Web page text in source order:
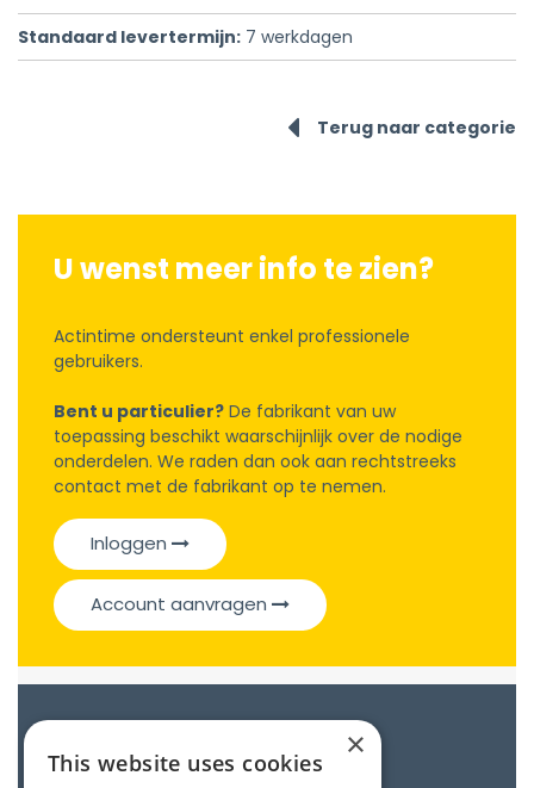
Standaard levertermijn: 7 werkdagen
Terug naar categorie
U wenst meer info te zien?
Actintime ondersteunt enkel professionele
gebruikers.
Bent u particulier? De fabrikant van uw
toepassing beschikt waarschijnlijk over de nodige
onderdelen. We raden dan ook aan rechtstreeks
contact met de fabrikant op te nemen.
Inloggen
Account aanvragen
×
This website uses cookies